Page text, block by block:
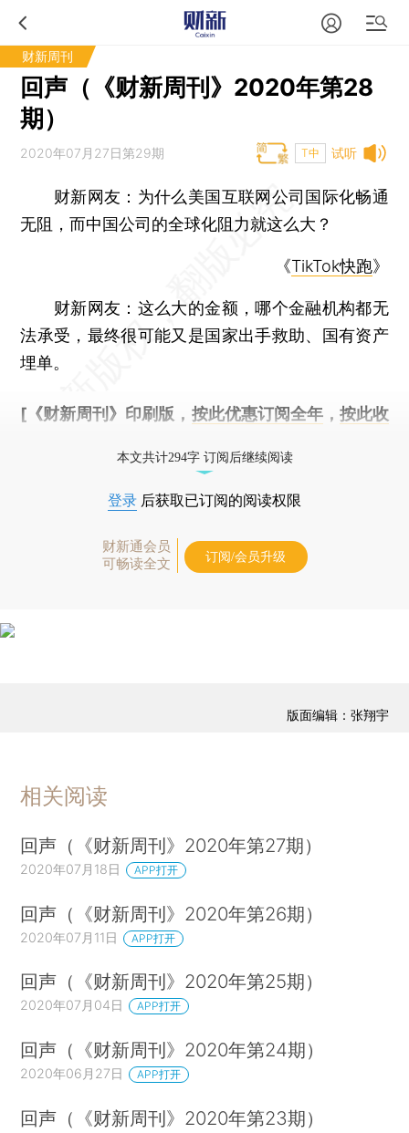
财新周刊
回声（《财新周刊》2020年第28
期）
试听
2020年07月27日第29期 T中
财新网友： 为什么美国互联网公司国际化畅通
无阻，而中国公司的全球化阻力就这么大？
《TikTok快跑》
财新网友： 这么大的金额，哪个金融机构都无
法承受，最终很可能又是国家出手救助、国有资产
埋单。
[《财新周刊》印刷版， 按此优惠订阅全年， 按此收
本文共计294字 订阅后继续阅读
登录 后获取已订阅的阅读权限
财新通会员
可畅读全文
订阅/会员升级
版面编辑：张翔宇
相关阅读
回声（《财新周刊》2020年第27期）
2020年07月18日 APP打开
回声（《财新周刊》2020年第26期）
2020年07月11日 APP打开
回声（《财新周刊》2020年第25期）
2020年07月04日 APP打开
回声（《财新周刊》2020年第24期）
2020年06月27日 APP打开
回声（《财新周刊》2020年第23期）